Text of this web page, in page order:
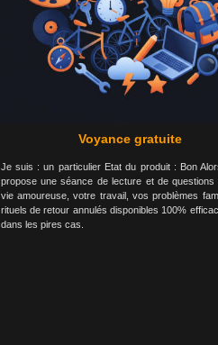
Voyance gratuite
Je suis : un particulier Etat du produit : Bon
propose une séance de lecture et de
vie amoureuse, votre travail, vos problèmes
rituels de retour annulés disponibles 100%
dans les pires cas.